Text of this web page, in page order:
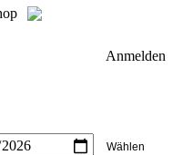
Anmelden
Kurz